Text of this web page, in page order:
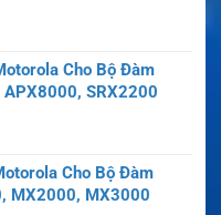
Cho Bộ Đàm
SRX2200
Cho Bộ Đàm
MX2000, MX3000